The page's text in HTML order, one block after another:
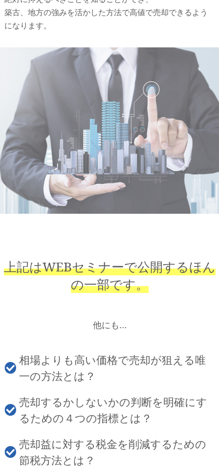
築古、地方の強みを活かした方法で高値で売却できるよう
になります。
上記はWEBセミナーで公開するほん
の一部です。
他にも…
相場よりも高い価格で売却が狙える唯
一の方法とは？
売却するかしないかの判断を明確にす
るための４つの指標とは？
売却益に対する税金を削減するための
節税方法とは？